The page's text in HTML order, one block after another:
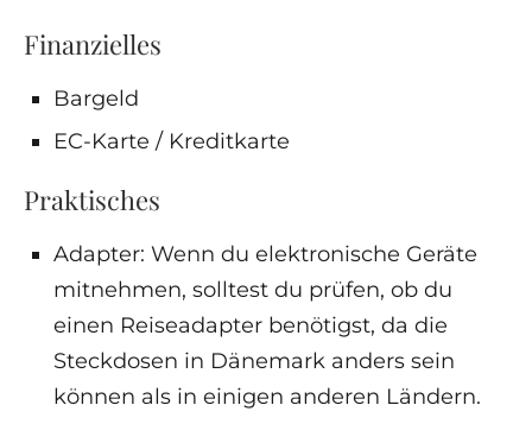
Finanzielles
Bargeld
EC-Karte / Kreditkarte
Praktisches
Adapter: Wenn du elektronische Geräte
mitnehmen, solltest du prüfen, ob du
einen Reiseadapter benötigst, da die
Steckdosen in Dänemark anders sein
können als in einigen anderen Ländern.